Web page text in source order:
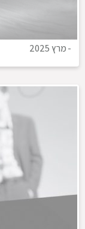
-מרץ 2025